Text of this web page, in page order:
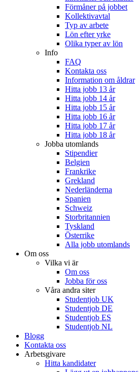
Förmåner på jobbet
Kollektivavtal
Typ av arbete
Lön efter yrke
Olika typer av lön
Info
FAQ
Kontakta oss
Information om åldrar
Hitta jobb 13 år
Hitta jobb 14 år
Hitta jobb 15 år
Hitta jobb 16 år
Hitta jobb 17 år
Hitta jobb 18 år
Jobba utomlands
Stipendier
Belgien
Frankrike
Grekland
Nederländerna
Spanien
Schweiz
Storbritannien
Tyskland
Österrike
Alla jobb utomlands
Om oss
Vilka vi är
Om oss
Jobba för oss
Våra andra siter
Studentjob UK
Studentjob DE
Studentjob ES
Studentjob NL
Blogg
Kontakta oss
Arbetsgivare
Hitta kandidater